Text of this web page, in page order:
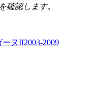
確認します。
ヌII2003-2009